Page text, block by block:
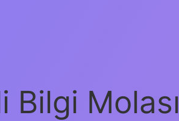
Bilgi Molası